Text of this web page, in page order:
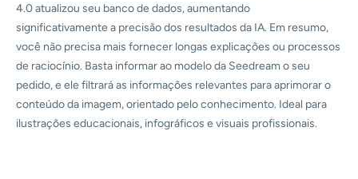
4.0 atualizou seu banco de dados, aumentando
significativamente a precisão dos resultados da IA. Em resumo,
você não precisa mais fornecer longas explicações ou processos
de raciocínio. Basta informar ao modelo da Seedream o seu
pedido, e ele filtrará as informações relevantes para aprimorar o
conteúdo da imagem, orientado pelo conhecimento. Ideal para
ilustrações educacionais, infográficos e visuais profissionais.